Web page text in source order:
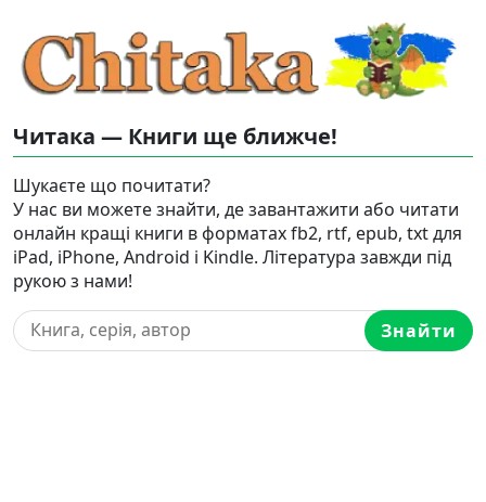
Читака — Книги ще ближче!
Шукаєте що почитати?
У нас ви можете знайти, де завантажити або читати
онлайн кращі книги в форматах fb2, rtf, epub, txt для
iPad, iPhone, Android і Kindle. Література завжди під
рукою з нами!
Знайти